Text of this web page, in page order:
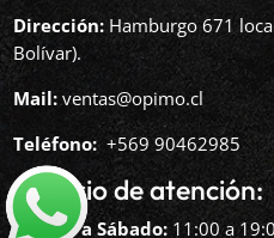
Dirección: Hamburgo 671
Bolívar).
Mail: ventas@opimo.cl
Teléfono: ‪+569 90462985‬
Horario de atención:
Martes a Sábado: 11:00 a